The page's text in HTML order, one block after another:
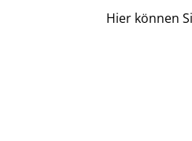
Hier können